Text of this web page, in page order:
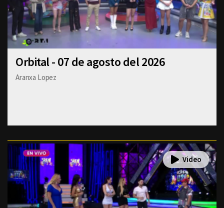
Orbital - 07 de agosto del 2026
Aranxa Lopez